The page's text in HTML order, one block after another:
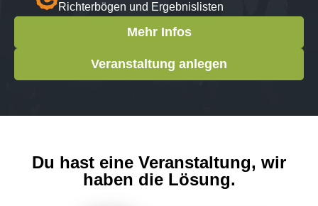
Richterbögen und Ergebnislisten
Mehr Infos
Veranstaltung anlegen
Du hast eine Veranstaltung, wir
haben die Lösung.